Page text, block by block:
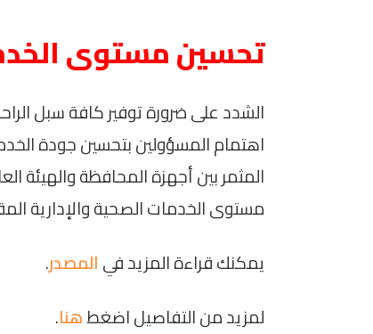
تحسين مستوى
الشدد على ضرورة توفير كافة سبل
اهتمام المسؤولين بتحسين جودة
المثمر بين أجهزة المحافظة والهيئة
مستوى الخدمات الصحية والإدارية
يمكنك قراءة المزيد فيالمصدر.
لمزيد من التفاصيل اضغطهنا.